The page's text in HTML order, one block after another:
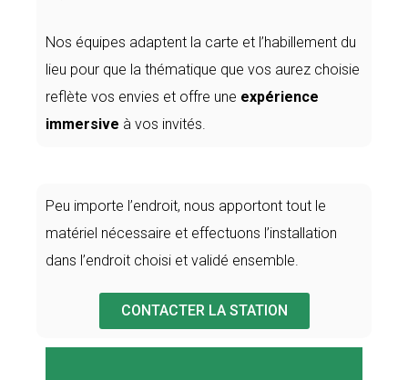
Nos équipes adaptent la carte et l’habillement du
lieu pour que la thématique que vos aurez choisie
reflète vos envies et offre une expérience
immersive à vos invités.
Peu importe l’endroit, nous apportont tout le
matériel nécessaire et effectuons l’installation
dans l’endroit choisi et validé ensemble.
CONTACTER LA STATION